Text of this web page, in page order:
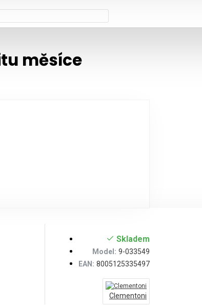
měsíce
Skladem
Model: 9-033549
EAN: 8005125335497
Clementoni